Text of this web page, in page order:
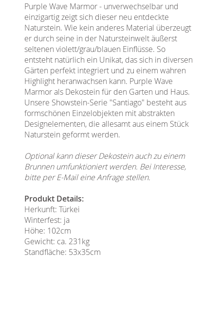
Purple Wave Marmor - unverwechselbar und
einzigartig zeigt sich dieser neu entdeckte
Naturstein. Wie kein anderes Material überzeugt
er durch seine in der Natursteinwelt äußerst
seltenen violett/grau/blauen Einflüsse. So
entsteht natürlich ein Unikat, das sich in diversen
Gärten perfekt integriert und zu einem wahren
Highlight heranwachsen kann. Purple Wave
Marmor als Dekostein für den Garten und Haus.
Unsere Showstein-Serie "Santiago" besteht aus
formschönen Einzelobjekten mit abstrakten
Designelementen, die allesamt aus einem Stück
Naturstein geformt werden.
Optional kann dieser Dekostein auch zu einem
Brunnen umfunktioniert werden. Bei Interesse,
bitte per E-Mail eine Anfrage stellen.
Produkt Details:
Herkunft: Türkei
Winterfest: ja
Höhe: 102cm
Gewicht: ca. 231kg
Standfläche: 53x35cm